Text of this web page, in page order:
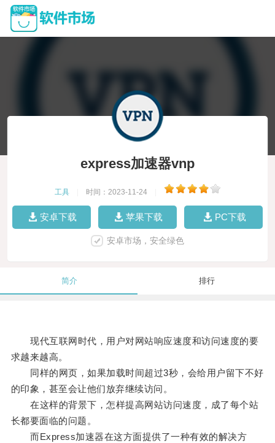
express加速器vnp
工具 时间：2023-11-24
安卓下载 苹果下载 PC下载
安卓市场，安全绿色
简介 排行
现代互联网时代，用户对网站响应速度和访问速度的要
求越来越高。
同样的网页，如果加载时间超过3秒，会给用户留下不好
的印象，甚至会让他们放弃继续访问。
在这样的背景下，怎样提高网站访问速度，成了每个站
长都要面临的问题。
而Express加速器在这方面提供了一种有效的解决方